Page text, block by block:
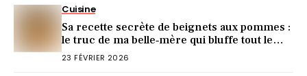
Cuisine
Sa recette secrète de beignets aux pommes :
le truc de ma belle‑mère qui bluffe tout le
monde
23 FÉVRIER 2026